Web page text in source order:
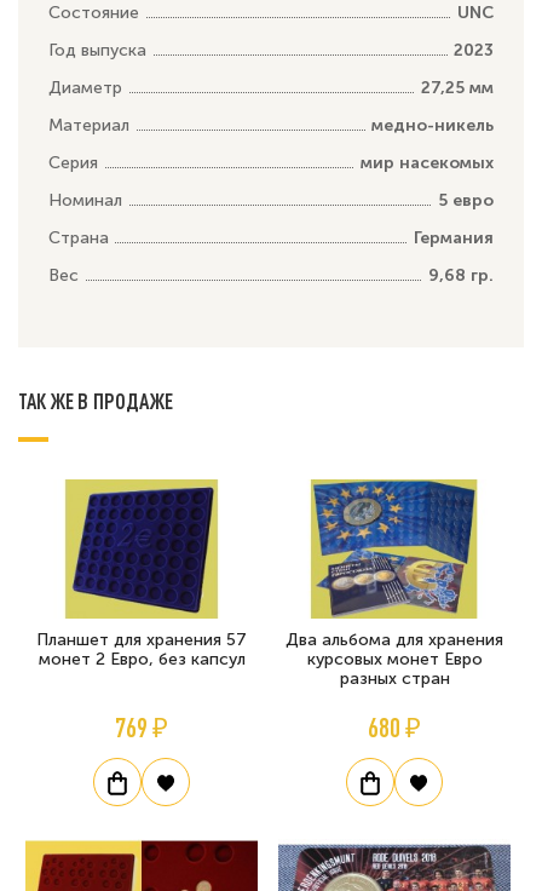
Состояние
UNC
Год выпуска
2023
Диаметр
27,25 мм
Материал
медно-никель
Серия
мир насекомых
Номинал
5 евро
Страна
Германия
Вес
9,68 гр.
ТАК ЖЕ В ПРОДАЖЕ
Планшет для хранения 57
монет 2 Евро, без капсул
769 ₽
Два альбома для хранения
курсовых монет Евро
разных стран
680 ₽